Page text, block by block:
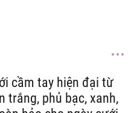
cầm tay hiện đại từ
trắng, phủ bạc, xanh,